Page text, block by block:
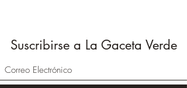
Suscribirse a La Gaceta Verde